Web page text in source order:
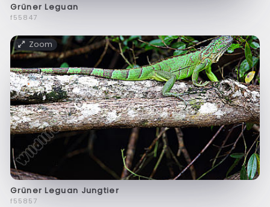
Grüner Leguan
f55847
Zoom
Grüner Leguan Jungtier
f55857